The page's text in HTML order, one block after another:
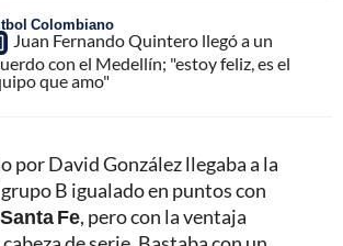
Colombiano
Juan Fernando Quintero llegó a un
con el Medellín; "estoy feliz, es el
que amo"
por David González llegaba a la
B igualado en puntos con
Fe, pero con la ventaja